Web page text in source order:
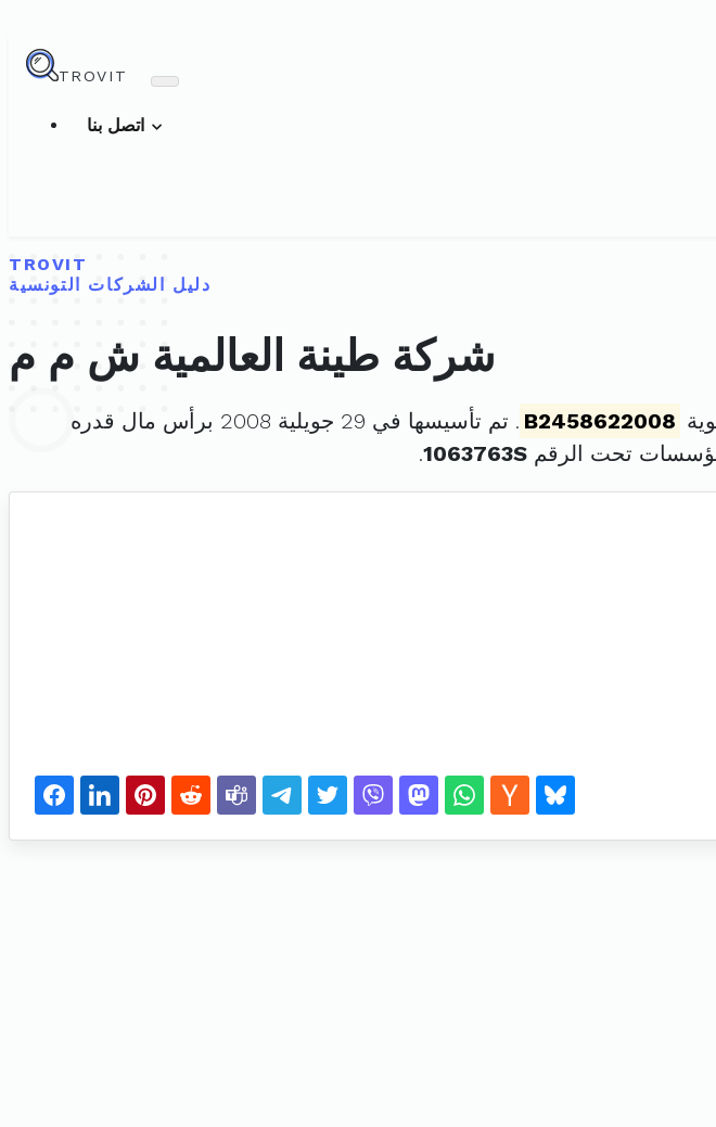
TROVIT
TROVIT
دليل الشركات التونسية
شركة طينة العالمية ش م م
B2458622008 . تم تأسيسها في 29 جويلية 2008 برأس مال قدره
تحت الرقم 1063763S
.